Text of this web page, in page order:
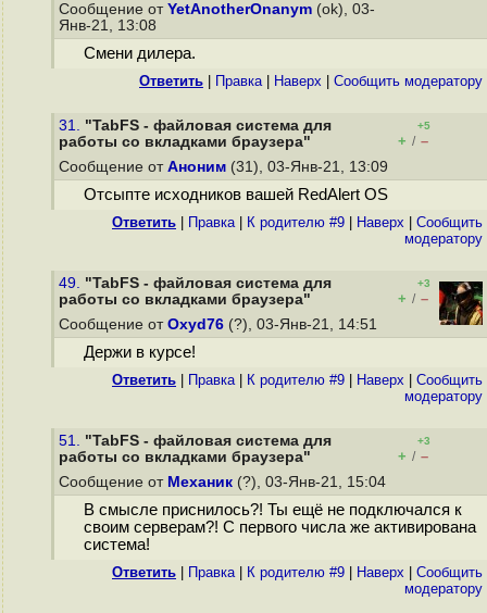
Сообщение от YetAnotherOnanym (ok), 03-
Янв-21, 13:08
Смени дилера.
Ответить Правка| Наверх Cообщить модератору
31. "TabFS - файловая система для
работы со вкладками браузера"
+5
+ / –
Сообщение от Аноним (31), 03-Янв-21, 13:09
Отсыпте исходников вашей RedAlert OS
Ответить Правка| К родителю #9 Наверх
Cообщить
модератору
49. "TabFS - файловая система для
работы со вкладками браузера"
+3
+ / –
Сообщение от Oxyd76 (?), 03-Янв-21, 14:51
Держи в курсе!
Ответить Правка| К родителю #9 Наверх
Cообщить
модератору
51. "TabFS - файловая система для
работы со вкладками браузера"
+3
+ / –
Сообщение от Механик (?), 03-Янв-21, 15:04
В смысле приснилось?! Ты ещё не подключался к
своим серверам?! С первого числа же активирована
система!
Ответить Правка| К родителю #9 Наверх
Cообщить
модератору